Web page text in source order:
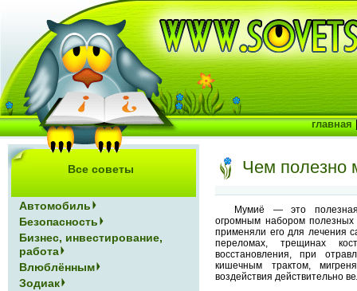
Чем полезно
Мумиё — это
огромным набором
применяли его для лечения
переломах, трещинах
восстановления, при
кишечным трактом,
воздействия действительно
Все советы
Автомобиль
Безопасность
Бизнес, инвестирование,
работа
Влюблённым
Зодиак
главная